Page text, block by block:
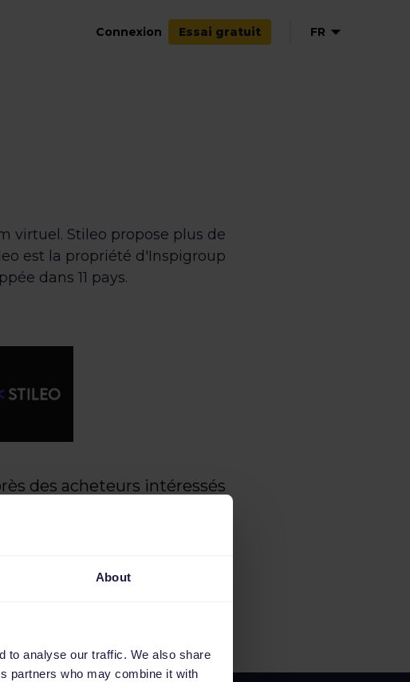
About
to analyse our traffic. We also share
partners who may combine it with
Connexion Essai gratuit FR
virtuel. Stileo propose plus de
est la propriété d'Inspigroup
dans 11 pays.
des acheteurs intéressés
cliquent sur votre
où ils pourront
minutes et